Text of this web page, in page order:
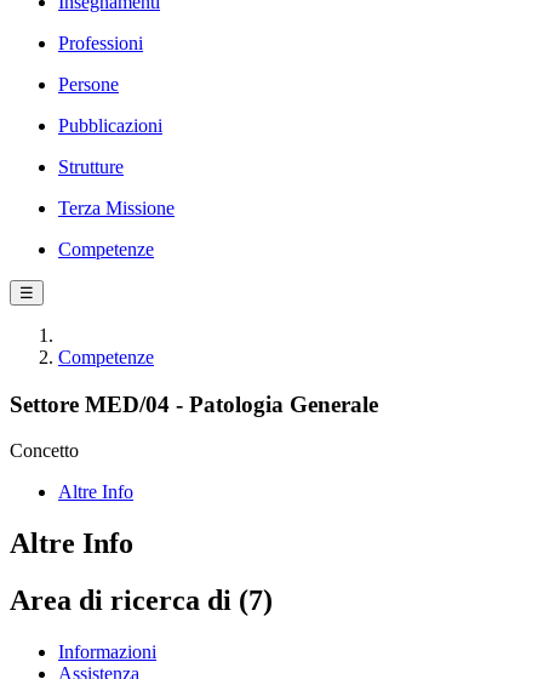
Professioni
Persone
Pubblicazioni
Strutture
Terza Missione
Competenze
☰
Competenze
Settore MED/04 - Patologia Generale
Concetto
Altre Info
Altre Info
Area di ricerca di (7)
Informazioni
Assistenza